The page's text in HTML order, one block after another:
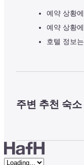
예약 상황
예약 상황
호텔 정보
주변 추천 숙소